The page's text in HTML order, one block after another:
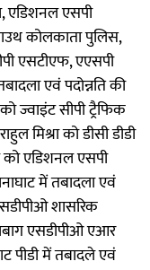
एडिशनल एसपी
कोलकाता पुलिस,
एसटीएफ, एएसपी
एवं पदोन्नति की
ज्वाइंट सीपी ट्रैफिक
मिश्रा को डीसी डीडी
को एडिशनल एसपी
में तबादला एवं
शासरिक
एसडीपीओ एआर
पीडी में तबादले एवं